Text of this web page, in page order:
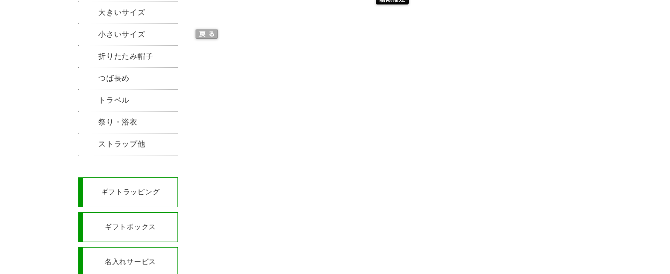
大きいサイズ
小さいサイズ
折りたたみ帽子
つば長め
トラベル
祭り・浴衣
ストラップ他
ギフトラッピング
ギフトボックス
名入れサービス